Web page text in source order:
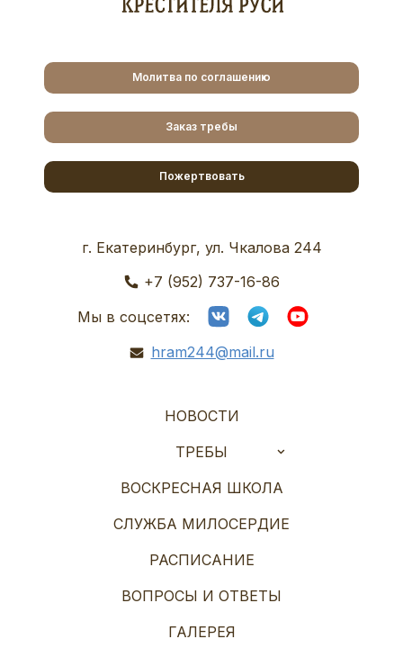
Молитва по соглашению
Заказ требы
Пожертвовать
г. Екатеринбург, ул. Чкалова 244
+7 (952) 737-16-86
Мы в соцсетях:
hram244@mail.ru
НОВОСТИ
ТРЕБЫ
ВОСКРЕСНАЯ ШКОЛА
СЛУЖБА МИЛОСЕРДИЕ
РАСПИСАНИЕ
ВОПРОСЫ И ОТВЕТЫ
ГАЛЕРЕЯ